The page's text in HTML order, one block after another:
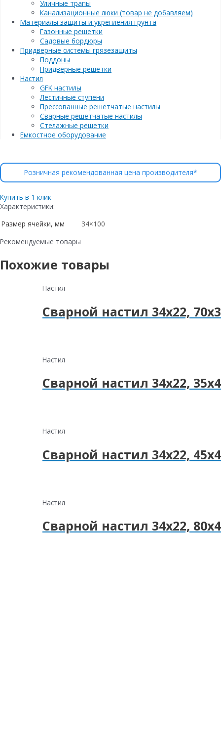
Уличные трапы
Канализационные люки (товар не добавляем)
Материалы защиты и укрепления грунта
Газонные решетки
Садовые бордюры
Придверные системы грязезащиты
Поддоны
Придверные решетки
Настил
GFK настилы
Лестичные ступени
Прессованные решетчатые настилы
Сварные решетчатые настилы
Стелажные решетки
Емкостное оборудование
Розничная рекомендованная цена производителя*
Купить в 1 клик
Характеристики:
Размер ячейки, мм
34×100
Рекомендуемые товары
Похожие товары
Настил
Сварной настил 34х22, 70х3
Настил
Сварной настил 34х22, 35х4
Настил
Сварной настил 34х22, 45х4
Настил
Сварной настил 34х22, 80х4